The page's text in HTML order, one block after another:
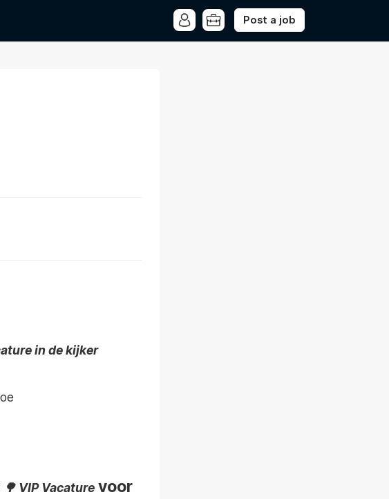
Post a job
in de kijker
🌳 VIP Vacature voor